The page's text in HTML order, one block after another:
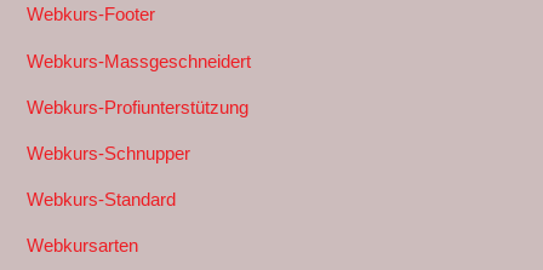
Webkurs-Footer
Webkurs-Massgeschneidert
Webkurs-Profiunterstützung
Webkurs-Schnupper
Webkurs-Standard
Webkursarten